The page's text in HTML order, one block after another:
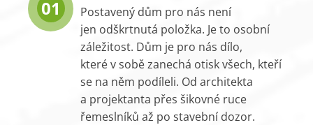
01
Postavený dům pro nás není
jen odškrtnutá položka. Je to osobní
záležitost. Dům je pro nás dílo,
které v sobě zanechá otisk všech, kteří
se na něm podíleli. Od architekta
a projektanta přes šikovné ruce
řemeslníků až po stavební dozor.